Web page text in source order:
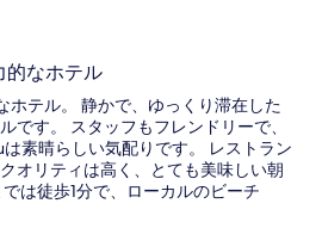
的なホテル
ホテル。 静かで、ゆっくり滞在した
です。 スタッフもフレンドリーで、
素晴らしい気配りです。 レストラン
オリティは高く、とても美味しい朝
は徒歩1分で、ローカルのビーチ